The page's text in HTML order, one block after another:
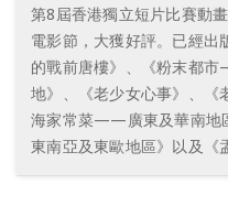
第8屆香港獨立短片比賽動
電影節，大獲好評。已經
的戰前唐樓》、《粉末都
地》、《老少女心事》、《
海家常菜——廣東及華南地
東南亞及東歐地區》以及《